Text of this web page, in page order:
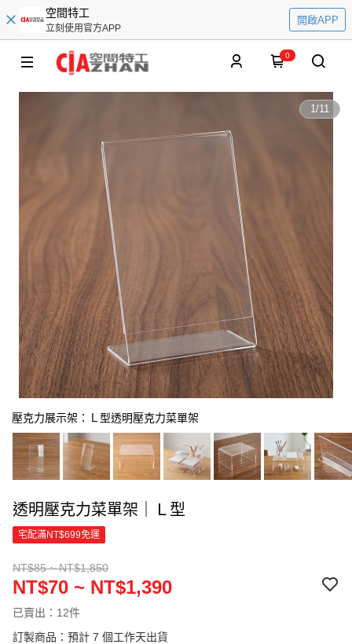
空間特工
立刻使用官方APP
開啟APP
0
1/11
壓克力展示架：Ｌ型透明壓克力菜單架
透明壓克力菜單架｜Ｌ型
宅配滿NT$699免運
NT$85 ~ NT$1,850
NT$70 ~ NT$1,390
已賣出：12件
訂製商品：預計 7 個工作天出貨